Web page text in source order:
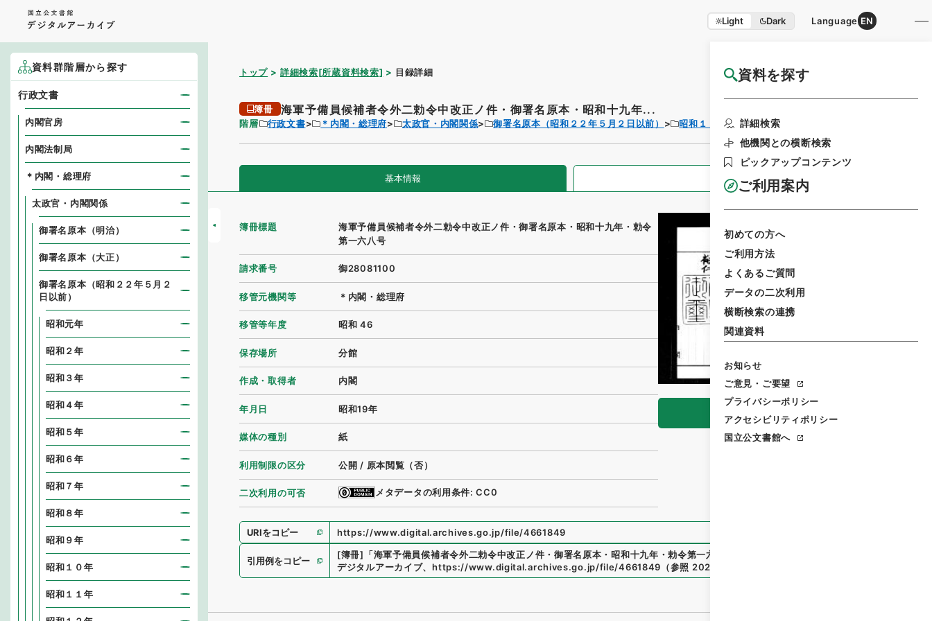
Light Dark Language EN
資料を探す
詳細検索
他機関との横断検索
ピックアップコンテンツ
ご利用案内
初めての方へ
ご利用方法
よくあるご質問
データの二次利用
横断検索の連携
関連資料
お知らせ
ご意見・ご要望
プライバシーポリシー
アクセシビリティポリシー
国立公文書館へ
トップ 詳細検索[所蔵資料検索] 目録詳細 国立公文書館HP利用案内
簿冊 海軍予備員候補者令外二勅令中改正ノ件・御署名原本・昭和十九年...
階層 行政文書 ＊内閣・総理府 太政官・内閣関係 御署名原本（昭和２２年５月２日以前） 昭和１９年 勅令
基本情報 全ての情報
閲覧
簿冊標題
海軍予備員候補者令外二勅令中改正ノ件・御署名原本・昭和十九年・勅令
第一六八号
請求番号 御28081100
移管元機関等 ＊内閣・総理府
移管等年度 昭和 46
保存場所 分館
作成・取得者 内閣
年月日 昭和19年
媒体の種別 紙
利用制限の区分 公開 / 原本閲覧（否）
二次利用の可否 メタデータの利用条件: CC0
URIをコピー https://www.digital.archives.go.jp/file/4661849
引用例をコピー
[簿冊] 「海軍予備員候補者令外二勅令中改正ノ件・御署名原本・昭和十九年・勅令第一六八号
デジタルアーカイブ、https://www.digital.archives.go.jp/file/4661849 （参照 2026-08-07
資料群階層から探す
行政文書
内閣官房
内閣法制局
＊内閣・総理府
太政官・内閣関係
御署名原本（明治）
御署名原本（大正）
御署名原本（昭和２２年５月２
日以前）
昭和元年
昭和２年
昭和３年
昭和４年
昭和５年
昭和６年
昭和７年
昭和８年
昭和９年
昭和１０年
昭和１１年